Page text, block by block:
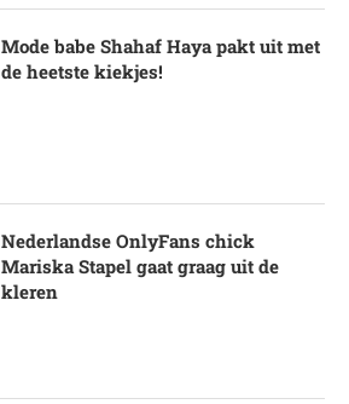
Mode babe Shahaf Haya pakt uit met
de heetste kiekjes!
Nederlandse OnlyFans chick
Mariska Stapel gaat graag uit de
kleren